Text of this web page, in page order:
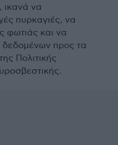
ικανά να
πυρκαγιές, να
φωτιάς και να
προς τα
Πολιτικής